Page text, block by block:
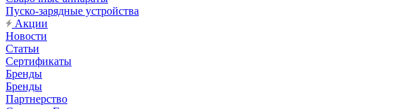
Пуско-зарядные устройства
Акции
Новости
Статьи
Сертификаты
Бренды
Бренды
Партнерство